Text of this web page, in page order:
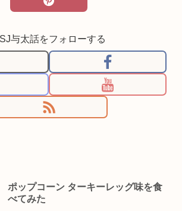
与太話をフォローする
ポップコーン ターキーレッグ味を食
べてみた